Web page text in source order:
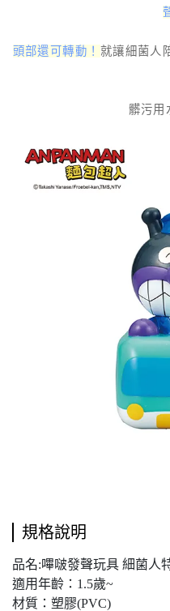
頭部還可轉動！ 就讓細菌人
髒污用
規格說明
品名:嗶啵發聲玩具 細菌人
適用年齡：1.5歲~
材質：塑膠(PVC)